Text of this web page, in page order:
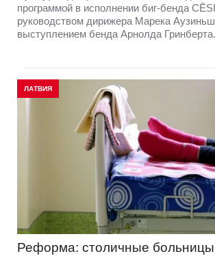
программой в исполнении биг-бенда
руководством дирижера Марека
выступлением бенда Арнолда Гринберта.
ЛАТВИЯ
Реформа: столичные больницы